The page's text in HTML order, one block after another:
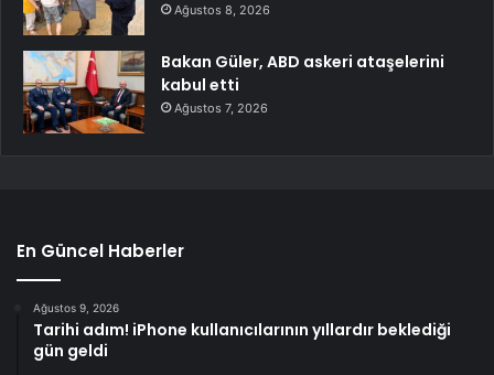
Ağustos 8, 2026
Bakan Güler, ABD askeri ataşelerini
kabul etti
Ağustos 7, 2026
En Güncel Haberler
Ağustos 9, 2026
Tarihi adım! iPhone kullanıcılarının yıllardır beklediği
gün geldi